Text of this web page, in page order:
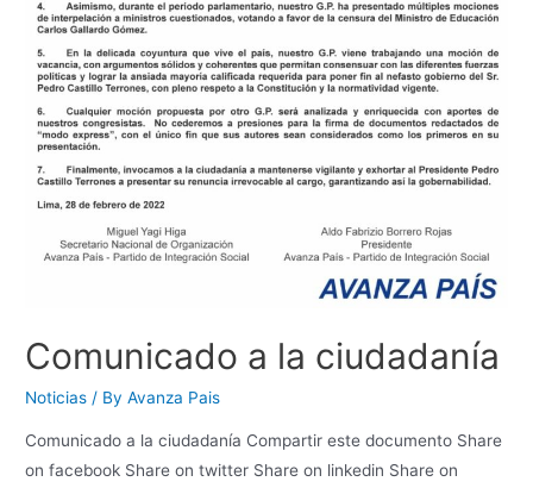
Comunicado a la ciudadanía
Noticias / ByAvanza Pais
Comunicado a la ciudadanía Compartir este documento Share
on facebook Share on twitter Share on linkedin Share on